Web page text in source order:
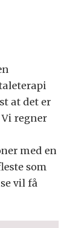
at det er
regner
med en
som
vil få